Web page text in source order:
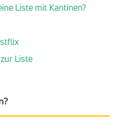
Liste mit Kantinen?
Liste